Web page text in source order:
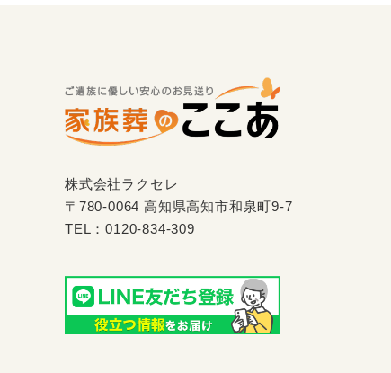
株式会社ラクセレ
〒780-0064 高知県高知市和泉町9-7
TEL：0120-834-309